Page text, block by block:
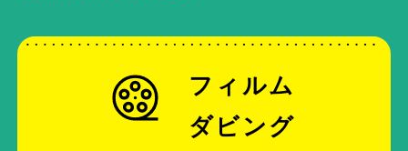
フィルム
ダビング